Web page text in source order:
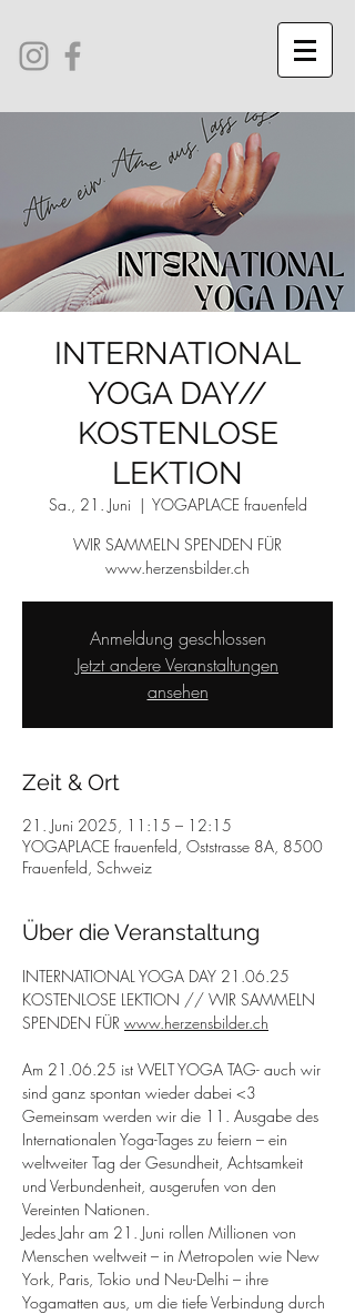
INTERNATIONAL
YOGA DAY//
KOSTENLOSE
LEKTION
Sa., 21. Juni
  |
YOGAPLACE frauenfeld
WIR SAMMELN SPENDEN FÜR
www.herzensbilder.ch
Anmeldung geschlossen
Jetzt andere Veranstaltungen
ansehen
Zeit & Ort
21. Juni 2025, 11:15 – 12:15
YOGAPLACE frauenfeld, Oststrasse 8A, 8500
Frauenfeld, Schweiz
Über die Veranstaltung
INTERNATIONAL YOGA DAY 21.06.25
KOSTENLOSE LEKTION // WIR SAMMELN
SPENDEN FÜR www.herzensbilder.ch
Am 21.06.25 ist WELT YOGA TAG- auch wir
sind ganz spontan wieder dabei <3
Gemeinsam werden wir die 11. Ausgabe des
Internationalen Yoga-Tages zu feiern – ein
weltweiter Tag der Gesundheit, Achtsamkeit
und Verbundenheit, ausgerufen von den
Vereinten Nationen.
Jedes Jahr am 21. Juni rollen Millionen von
Menschen weltweit – in Metropolen wie New
York, Paris, Tokio und Neu-Delhi – ihre
Yogamatten aus, um die tiefe Verbindung durch